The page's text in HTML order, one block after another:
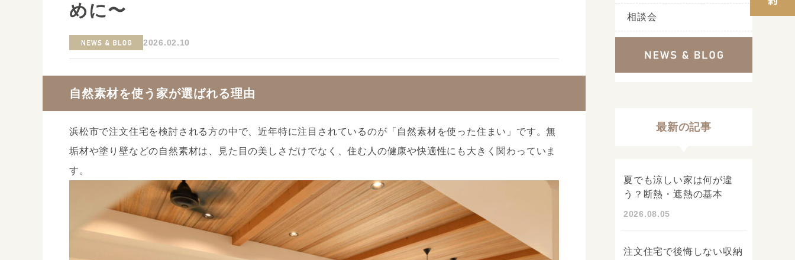
めに〜
2026.02.10
自然素材を使う家が選ばれる理由
浜松市で注文住宅を検討される方の中で、近年特に注目されているのが「自然素材を使った住まい」です。無
垢材や塗り壁などの自然素材は、見た目の美しさだけでなく、住む人の健康や快適性にも大きく関わっていま
す。
相談会
最新の記事
夏でも涼しい家は何が違
う？断熱・遮熱の基本
2026.08.05
注文住宅で後悔しない収納